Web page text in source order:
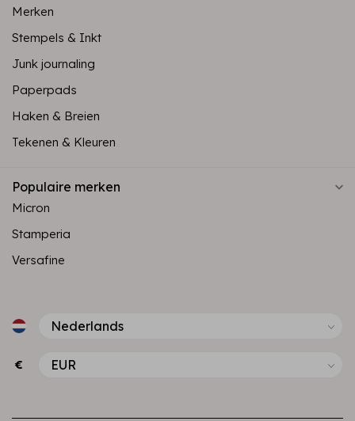
Merken
Stempels & Inkt
Junk journaling
Paperpads
Haken & Breien
Tekenen & Kleuren
Populaire merken
Micron
Stamperia
Versafine
€